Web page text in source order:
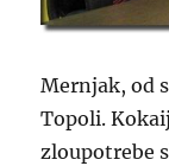
Mernjak, od
Topoli.
zloupotrebe